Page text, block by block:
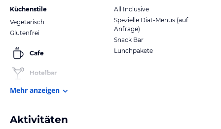
Küchenstile
Vegetarisch
Glutenfrei
Cafe
Hotelbar
All Inclusive
Spezielle Diät-Menüs (auf
Anfrage)
Snack Bar
Lunchpakete
Mehr anzeigen
Aktivitäten